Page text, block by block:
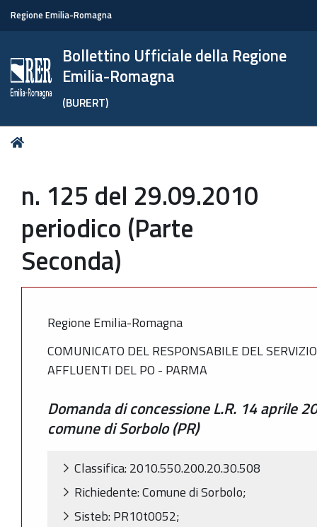
Regione Emilia-Romagna
Bollettino Ufficiale della Regione
Emilia-Romagna
(BURERT)
Tu
n. 125 del 29.09.2010
periodico (Parte
Seconda)
Regione Emilia-Romagna
COMUNICATO DEL RESPONSABILE DEL
AFFLUENTI DEL PO - PARMA
Domanda di concessione L.R. 14 aprile
comune di Sorbolo (PR)
Classifica: 2010.550.200.20.30.508
Richiedente: Comune di Sorbolo;
Sisteb: PR10t0052;